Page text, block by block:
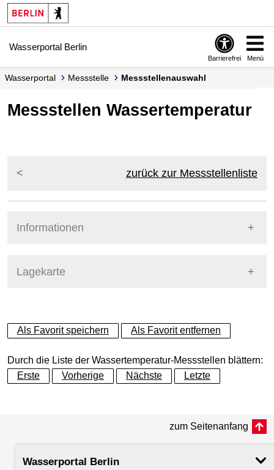
Springe zur Navigation
Springe zum Inhalt
Wasserportal Berlin
Barrierefrei Menü
Wasserportal Messstelle Messstellenauswahl
Messstellen Wassertemperatur
zurück zur Messstellenliste
Informationen
Lagekarte
+
−
Als Favorit speichern Als Favorit entfernen
Durch die Liste der Wassertemperatur-Messstellen blättern:
Erste
Vorherige Nächste Letzte
zum Seitenanfang
Wasserportal Berlin